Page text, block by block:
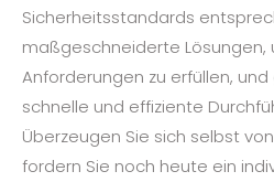
Sicherheitsstandards
maßgeschneiderte Lösungen,
Anforderungen zu erfüllen,
schnelle und effiziente
Überzeugen Sie sich selbst
fordern Sie noch heute ein